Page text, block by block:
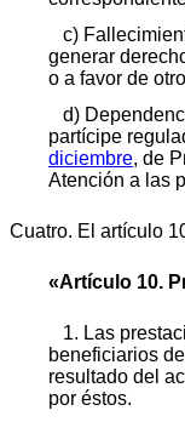
c)
generar
o a favor de
d)
partícipe
diciembre, de
Atención a las
Cuatro. El artículo
«Artículo 10.
1. Las
beneficiarios
resultado del
por éstos.